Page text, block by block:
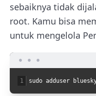
sebaiknya tidak
root. Kamu bisa
untuk mengelola
1 sudo adduser